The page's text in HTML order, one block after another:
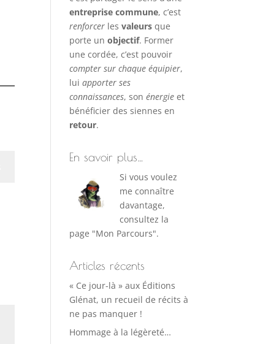
entreprise commune, c’est
renforcer lesvaleurs que
porte unobjectif. Former
une cordée, c’est pouvoir
compter sur chaque équipier,
luiapporter ses
connaissances, sonénergie et
bénéficier des siennes en
retour.
En savoir plus…
Si vous voulez
me connaître
davantage,
consultez la
page "Mon Parcours".
Articles récents
« Ce jour-là » aux Éditions
Glénat, un recueil de récits à
ne pas manquer !
Hommage à la légèreté…